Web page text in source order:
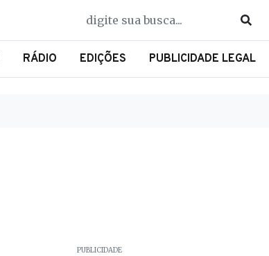
RÁDIO EDIÇÕES PUBLICIDADE LEGAL
PUBLICIDADE